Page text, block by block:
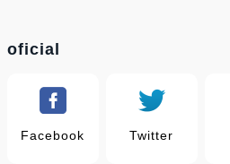
oficial
Facebook Twitter